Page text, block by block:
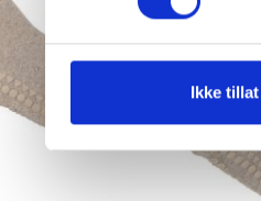
Ikke tillat